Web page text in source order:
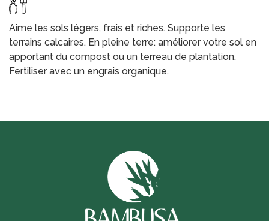
Aime les sols légers, frais et riches. Supporte les
terrains calcaires. En pleine terre: améliorer votre sol en
apportant du compost ou un terreau de plantation.
Fertiliser avec un engrais organique.